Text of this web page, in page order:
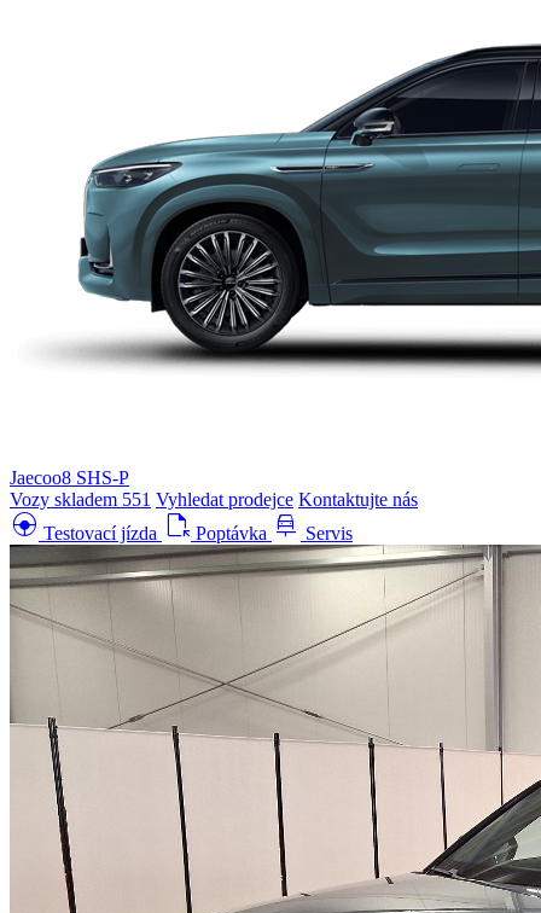
Jaecoo8 SHS-P
Vozy skladem 551 Vyhledat prodejce Kontaktujte nás
search_hands_free Testovací jízda file_open Poptávka car_repair Servis